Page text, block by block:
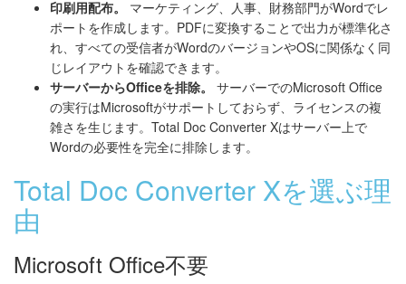
印刷用配布。
マーケティング、人事、財務部門がWordでレ
ポートを作成します。PDFに変換することで出力が標準化さ
れ、すべての受信者がWordのバージョンやOSに関係なく同
じレイアウトを確認できます。
サーバーからOfficeを排除。
サーバーでのMicrosoft Office
の実行はMicrosoftがサポートしておらず、ライセンスの複
雑さを生じます。Total Doc Converter Xはサーバー上で
Wordの必要性を完全に排除します。
Total Doc Converter Xを選ぶ理
由
Microsoft Office不要